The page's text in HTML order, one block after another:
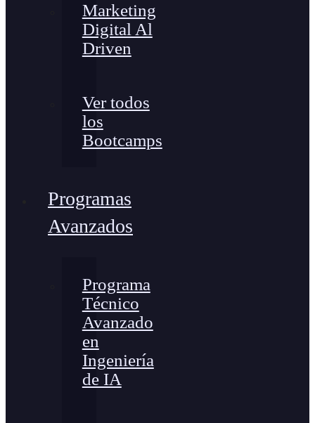
Marketing
Digital Al
Driven
Ver todos
los
Bootcamps
Programas
Avanzados
Programa
Técnico
Avanzado
en
Ingeniería
de IA